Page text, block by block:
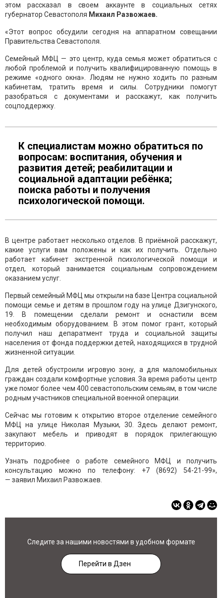
этом рассказал в своем аккаунте в социальных сетях
губернатор Севастополя Михаил Развожаев.
«Этот вопрос обсудили сегодня на аппаратном совещании
Правительства Севастополя.
Семейный МФЦ — это центр, куда семья может обратиться с
любой проблемой и получить квалифицированную помощь в
режиме «одного окна». Людям не нужно ходить по разным
кабинетам, тратить время и силы. Сотрудники помогут
разобраться с документами и расскажут, как получить
соцподдержку.
К специалистам можно обратиться по
вопросам: воспитания, обучения и
развития детей; реабилитации и
социальной адаптации ребёнка;
поиска работы и получения
психологической помощи.
В центре работает несколько отделов. В приёмной расскажут,
какие услуги вам положены и как их получить. Отдельно
работает кабинет экстренной психологической помощи и
отдел, который занимается социальным сопровождением
оказанием услуг.
Первый семейный МФЦ мы открыли на базе Центра социальной
помощи семье и детям в прошлом году на улице Дзигунского,
19. В помещении сделали ремонт и оснастили всем
необходимым оборудованием. В этом помог грант, который
получил наш депаратмент труда и социальной защиты
населения от фонда поддержки детей, находящихся в трудной
жизненной ситуации.
Для детей обустроили игровую зону, а для маломобильных
граждан создали комфортные условия. За время работы центр
уже помог более чем 400 севастопольским семьям, в том числе
родным участников специальной военной операции.
Сейчас мы готовим к открытию второе отделение семейного
МФЦ на улице Николая Музыки, 30. Здесь делают ремонт,
закупают мебель и приводят в порядок прилегающую
территорию.
Узнать подробнее о работе семейного МФЦ и получить
консультацию можно по телефону: +7 (8692) 54-21-99»,
— заявил Михаил Развожаев.
Следите за нашими новостями в удобном формате
Перейти в Дзен